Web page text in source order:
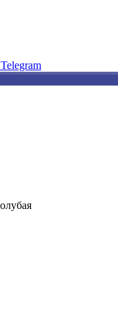
Telegram